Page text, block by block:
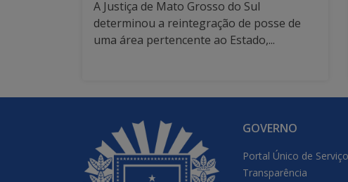
A Justiça de Mato Grosso do Sul
determinou a reintegração de posse de
uma área pertencente ao Estado,...
GOVERNO
Portal Único de
Transparência